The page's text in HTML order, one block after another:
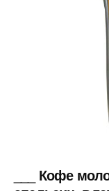
___ Кофе